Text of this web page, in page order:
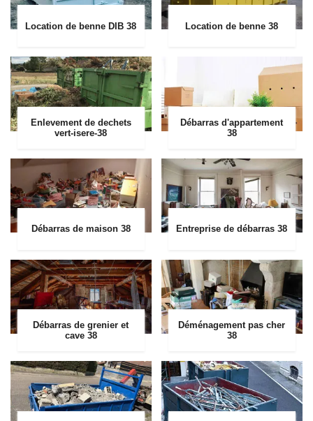
Location de benne DIB 38 Location de benne 38
Enlevement de dechets
vert-isere-38
Débarras d'appartement
38
Débarras de maison 38 Entreprise de débarras 38
Débarras de grenier et
cave 38
Déménagement pas cher
38